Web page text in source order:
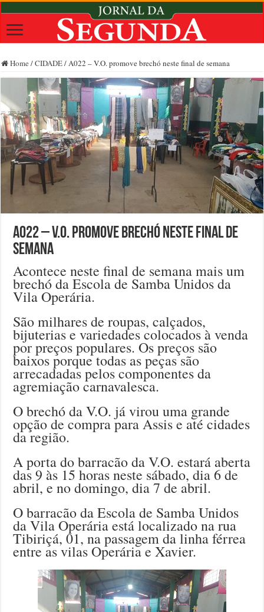
Home /CIDADE/A022 – V.O. promove brechó neste final de semana
A022 – V.O. promove brechó neste final de
semana
Acontece neste final de semana mais um
brechó da Escola de Samba Unidos da
Vila Operária.
São milhares de roupas, calçados,
bijuterias e variedades colocados à venda
por preços populares. Os preços são
baixos porque todas as peças são
arrecadadas pelos componentes da
agremiação carnavalesca.
O brechó da V.O. já virou uma grande
opção de compra para Assis e até cidades
da região.
A porta do barracão da V.O. estará aberta
das 9 às 15 horas neste sábado, dia 6 de
abril, e no domingo, dia 7 de abril.
O barracão da Escola de Samba Unidos
da Vila Operária está localizado na rua
Tibiriçá, 01, na passagem da linha férrea
entre as vilas Operária e Xavier.